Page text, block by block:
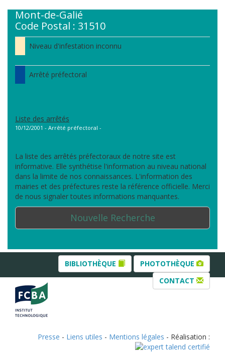
Mont-de-Galié
Code Postal : 31510
Niveau d'infestation inconnu
Arrêté préfectoral
Liste des arrêtés
10/12/2001 - Arrêté préfectoral -
La liste des arrêtés préfectoraux de notre site est
informative. Elle synthétise l'information au niveau national
dans la limite de nos connaissances. L'information des
mairies et des préfectures reste la référence officielle. Merci
de nous signaler toutes informations manquantes.
Nouvelle Recherche
BIBLIOTHÈQUE
PHOTOTHÈQUE
CONTACT
Presse - Liens utiles - Mentions légales - Réalisation :